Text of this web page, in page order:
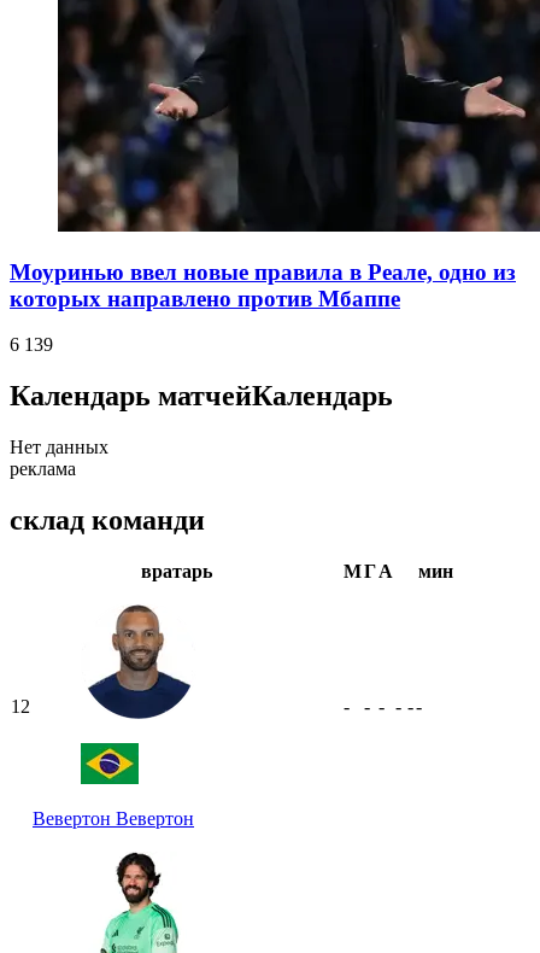
Моуринью ввел новые правила в Реале, одно из
которых направлено против Мбаппе
6 139
Календарь матчейКалендарь
Нет данных
реклама
склад команди
вратарь МГА мин
12
Вевертон Вевертон
- - - - --